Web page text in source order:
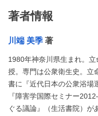
著者情報
川端 美季 著
1980年神奈川県生まれ。
授。専門は公衆衛生史。立
書に『近代日本の公衆浴場
『障害学国際セミナー
ぐる議論』（生活書院）が